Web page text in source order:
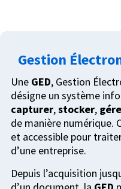
Gestion
Une GED, Gestion
désigne un système
capturer,stocker,
de manière numérique.
et accessible pour
d’une entreprise.
Depuis l’acquisition